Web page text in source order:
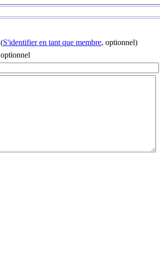
(S'identifier en tant que membre, optionnel)
optionnel